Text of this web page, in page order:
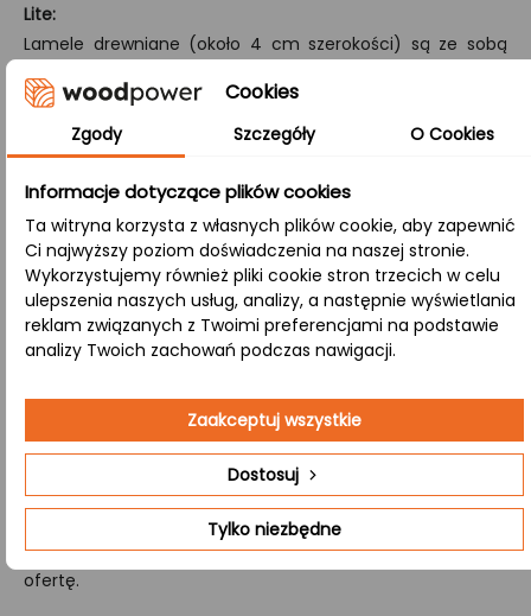
Lite:
Lamele drewniane (około 4 cm szerokości) są ze sobą
łączone tylko na szerokości, co gwarantuje jednorodny
wygląd oraz wyjątkową stabilność i odporność na
uszkodzenia mechaniczne, a także zapewnia trwałość
całej konstrukcji.
Klasa ta oznacza, że górna strona (A) ma perfekcyjnie
gładką powierzchnię, a dolna (B) zachowuje naturalne sęki
i subtelne przebarwienia, łącząc nowoczesność z
klasycznym, naturalnym stylem.
Jeśli poszukujesz producenta, który przygotuje dla Ciebie
kompletny zestaw schodów drewnianych, mamy dla
Ciebie doskonałą ofertę. Oferujemy profesjonalną
wycenę i produkcję schodów, które zawierają wszystkie
niezbędne elementy, takie jak stopnie, podstopnie, policzki
oraz tralki. Wejdź na stronęKontakti uzyskaj szczegółową
ofertę.
Cookies
Zgody Szczegóły O Cookies
Informacje dotyczące plików cookies
Ta witryna korzysta z własnych plików cookie, aby zapewnić
Ci najwyższy poziom doświadczenia na naszej stronie.
Wykorzystujemy również pliki cookie stron trzecich w celu
ulepszenia naszych usług, analizy, a następnie wyświetlania
reklam związanych z Twoimi preferencjami na podstawie
analizy Twoich zachowań podczas nawigacji.
Tylko niezbędne
Dostosuj
Zaakceptuj wszystkie